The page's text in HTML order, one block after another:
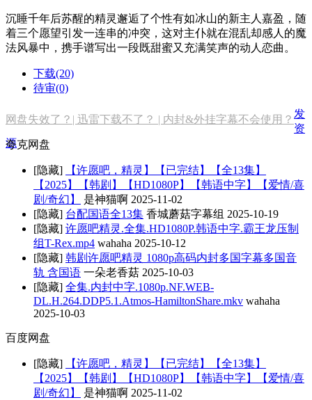
沉睡千年后苏醒的精灵邂逅了个性有如冰山的新主人嘉盈，随
着三个愿望引发一连串的冲突，这对主仆就在混乱却感人的魔
法风暴中，携手谱写出一段既甜蜜又充满笑声的动人恋曲。
下载(20)
待审(0)
网盘失效了？| 迅雷下载不了？ | 内封&外挂字幕不会使用？ 发
资
源
夸克网盘
[隐藏]
【许愿吧，精灵】【已完结】【全13集】
【2025】【韩剧】【HD1080P】【韩语中字】【爱情/喜
剧/奇幻】
是神猫啊 2025-11-02
[隐藏] 台配国语全13集 香城蘑菇字幕组 2025-10-19
[隐藏] 许愿吧精灵.全集.HD1080P.韩语中字.霸王龙压制
组T-Rex.mp4 wahaha 2025-10-12
[隐藏] 韩剧许愿吧精灵 1080p高码内封多国字幕多国音
轨 含国语 一朵老香菇 2025-10-03
[隐藏] 全集.内封中字.1080p.NF.WEB-
DL.H.264.DDP5.1.Atmos-HamiltonShare.mkv wahaha
2025-10-03
百度网盘
[隐藏]
【许愿吧，精灵】【已完结】【全13集】
【2025】【韩剧】【HD1080P】【韩语中字】【爱情/喜
剧/奇幻】
是神猫啊 2025-11-02